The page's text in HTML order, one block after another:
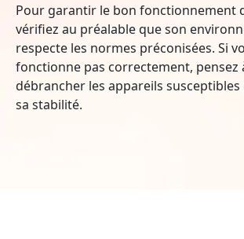
Pour garantir le bon fonctionnement
vérifiez au préalable que son
respecte les normes préconisées. Si
fonctionne pas correctement, pensez
débrancher les appareils
sa stabilité.